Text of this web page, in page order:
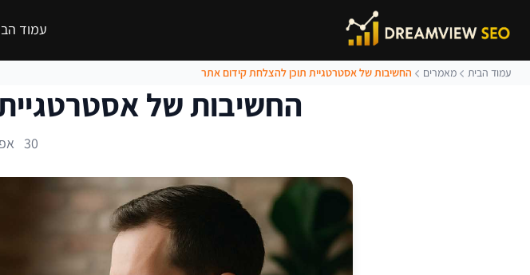
עמוד
עמוד הבית מאמרים החשיבות של אסטרטגיית תוכן להצלחת קידום אתר
החשיבות של
30 אפריל 2023